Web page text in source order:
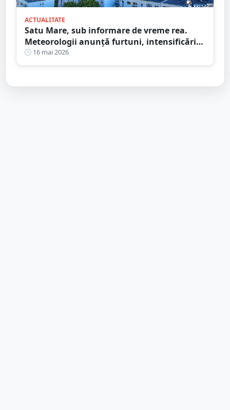
ACTUALITATE
Satu Mare, sub informare de vreme rea.
Meteorologii anunță furtuni, intensificări
de vânt și ploi în averse
16 mai 2026